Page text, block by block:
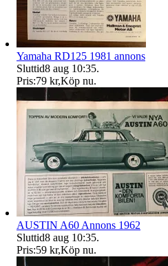
Yamaha RD125 1981 annons
Sluttid8 aug 10:35.
Pris:79 kr,Köp nu.
AUSTIN A60 Annons 1962
Sluttid8 aug 10:35.
Pris:59 kr,Köp nu.